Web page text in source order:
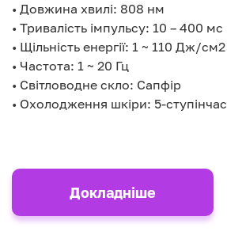
• Довжина хвилі: 808 нм
• Тривалість імпульсу: 10 – 400
• Щільність енергії: 1 ~ 110 Дж/
• Частота: 1 ~ 20 Гц
• Світловодне скло: Сапфір
• Охолодження шкіри: 5-
Докладніше